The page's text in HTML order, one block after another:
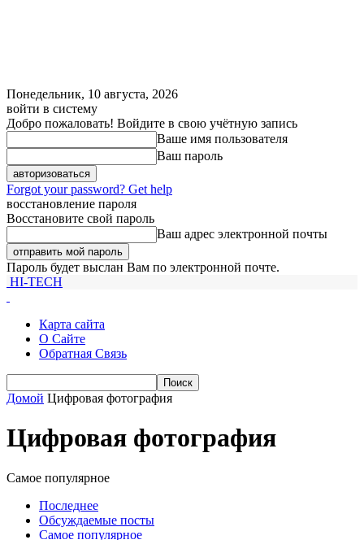
Понедельник, 10 августа, 2026
войти в систему
Добро пожаловать! Войдите в свою учётную запись
Ваше имя пользователя
Ваш пароль
Forgot your password? Get help
восстановление пароля
Восстановите свой пароль
Ваш адрес электронной почты
Пароль будет выслан Вам по электронной почте.
HI-TECH
Карта сайта
О Сайте
Обратная Связь
Домой Цифровая фотография
Цифровая фотография
Самое популярное
Последнее
Обсуждаемые посты
Самое популярное